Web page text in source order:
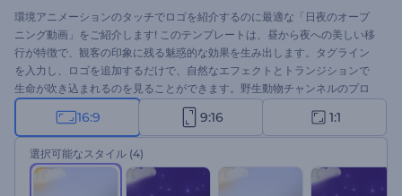
環境アニメーションのタッチでロゴを紹介するのに最適な「日夜のオープ
ニング動画」をご紹介します! このテンプレートは、昼から夜への美しい移
行が特徴で、観客の印象に残る魅惑的な効果を生み出します。タグライン
を入力し、ロゴを追加するだけで、自然なエフェクトとトランジションで
生命が吹き込まれるのを見ることができます。野生動物チャンネルのプロ
モーション、テレビコマーシャル、プレゼンテーションのオープニング、
地理的なイントロやアウトロなど、さまざまな用途に最適です。あなたの
ロゴを新たな高みへと導くために、ぜひお試しください。
16:9 9:16 1:1
選択可能なスタイル (4)